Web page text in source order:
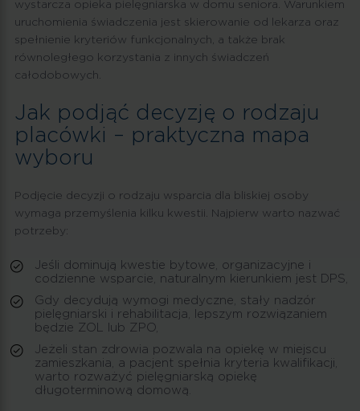
wystarcza opieka pielęgniarska w domu seniora. Warunkiem
uruchomienia świadczenia jest skierowanie od lekarza oraz
spełnienie kryteriów funkcjonalnych, a także brak
równoległego korzystania z innych świadczeń
całodobowych.
Jak podjąć decyzję o rodzaju
placówki – praktyczna mapa
wyboru
Podjęcie decyzji o rodzaju wsparcia dla bliskiej osoby
wymaga przemyślenia kilku kwestii. Najpierw warto nazwać
potrzeby:
Jeśli dominują kwestie bytowe, organizacyjne i
codzienne wsparcie, naturalnym kierunkiem jest DPS,
Gdy decydują wymogi medyczne, stały nadzór
pielęgniarski i rehabilitacja, lepszym rozwiązaniem
będzie ZOL lub ZPO,
Jeżeli stan zdrowia pozwala na opiekę w miejscu
zamieszkania, a pacjent spełnia kryteria kwalifikacji,
warto rozważyć pielęgniarską opiekę
długoterminową domową.